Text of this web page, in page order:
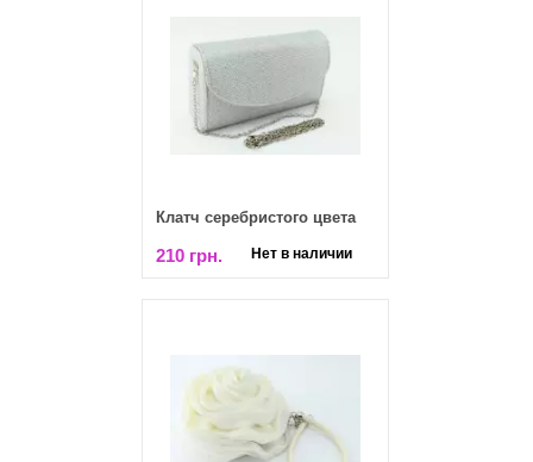
Клатч серебристого цвета
210 грн. Нет в наличии